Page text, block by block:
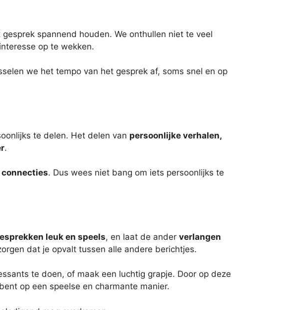
spannend houden. We onthullen niet te veel
op te wekken.
we het tempo van het gesprek af, soms snel en op
te delen. Het delen van persoonlijke verhalen,
.
. Dus wees niet bang om iets persoonlijks te
leuk en speels, en laat de ander verlangen
dat je opvalt tussen alle andere berichtjes.
te doen, of maak een luchtig grapje. Door op deze
op een speelse en charmante manier.